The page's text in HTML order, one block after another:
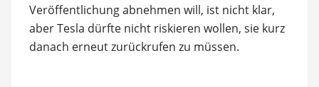
Veröffentlichung abnehmen will, ist nicht klar,
aber Tesla dürfte nicht riskieren wollen, sie kurz
danach erneut zurückrufen zu müssen.